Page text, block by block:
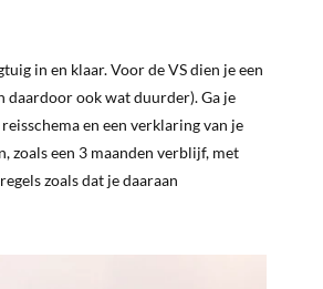
in en klaar. Voor de VS dien je een
daardoor ook wat duurder). Ga je
en een verklaring van je
zoals een 3 maanden verblijf, met
zoals dat je daaraan